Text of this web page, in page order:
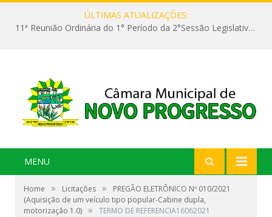
ÚLTIMAS ATUALIZAÇÕES:
11ª Reunião Ordinária do 1° Período da 2°Sessão Legislativa da 9ª Legislatura do Poder Legislativo
MENU
Home » Licitações »
PREGÃO ELETRÔNICO Nº 010/2021
(Aquisição de um veículo tipo popular-Cabine dupla,
motorização 1.0) » TERMO DE REFERENCIA16062021